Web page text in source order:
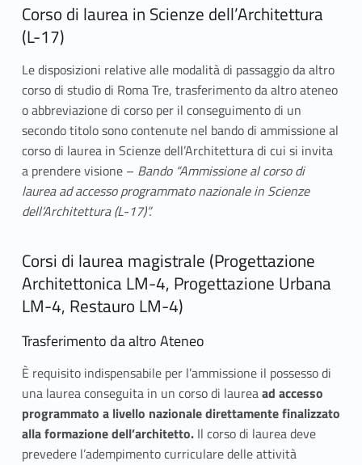
g
a
t
o
2
:
M
o
d
a
l
i
t
à
Corso di laurea in Scienze dell’Architettura
(L-17)
Le disposizioni relative alle modalità di passaggio da altro
corso di studio di Roma Tre, trasferimento da altro ateneo
o abbreviazione di corso per il conseguimento di un
secondo titolo sono contenute nel bando di ammissione al
corso di laurea in Scienze dell’Architettura di cui si invita
a prendere visione – Bando “Ammissione al corso di
laurea ad accesso programmato nazionale in Scienze
dell’Architettura (L-17)”.
Corsi di laurea magistrale (Progettazione
Architettonica LM-4, Progettazione Urbana
LM-4, Restauro LM-4)
Trasferimento da altro Ateneo
È requisito indispensabile per l’ammissione il possesso di
una laurea conseguita in un corso di laureaad accesso
programmato a livello nazionale direttamente finalizzato
alla formazione dell’architetto. Il corso di laurea deve
prevedere l’adempimento curriculare delle attività